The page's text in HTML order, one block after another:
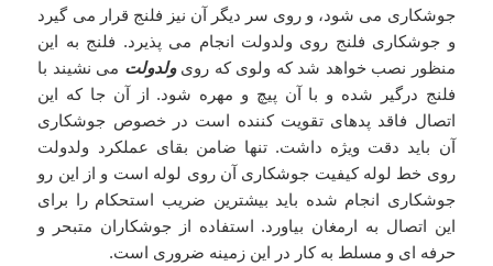
جوشکاری می شود، و روی سر دیگر آن نیز فلنج قرار می گیرد
و جوشکاری فلنج روی ولدولت انجام می پذیرد. فلنج به این
منظور نصب خواهد شد که ولوی که رویولدولت می نشیند با
فلنج درگیر شده و با آن پیچ و مهره شود. از آن جا که این
اتصال فاقد پدهای تقویت کننده است در خصوص جوشکاری
آن باید دقت ویژه داشت. تنها ضامن بقای عملکرد ولدولت
روی خط لوله کیفیت جوشکاری آن روی لوله است و از این رو
جوشکاری انجام شده باید بیشترین ضریب استحکام را برای
این اتصال به ارمغان بیاورد. استفاده از جوشکاران متبحر و
حرفه ای و مسلط به کار در این زمینه ضروری است.